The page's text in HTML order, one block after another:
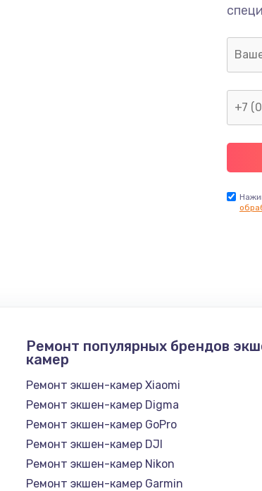
Ремонт популярных брендов
камер
Ремонт экшен-камер Xiaomi
Ремонт экшен-камер Digma
Ремонт экшен-камер GoPro
Ремонт экшен-камер DJI
Ремонт экшен-камер Nikon
Ремонт экшен-камер Garmin